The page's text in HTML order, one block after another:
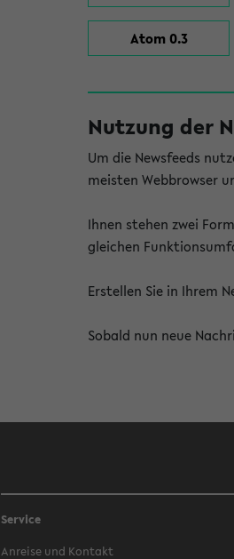
Atom 0.3
Nutzung der
Um die Newsfeeds
meisten Webbrowser
Ihnen stehen zwei
gleichen
Erstellen Sie in Ihrem
Sobald nun neue
Service
Anreise und Kontakt